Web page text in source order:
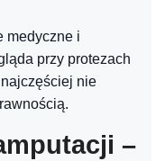
medyczne i
przy protezach
nie
–